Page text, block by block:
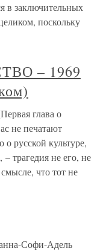
в заключительных
поскольку
– 1969
глава о
не печатают
русской культуре,
трагедия не его, не
что тот не
Софи-Адель